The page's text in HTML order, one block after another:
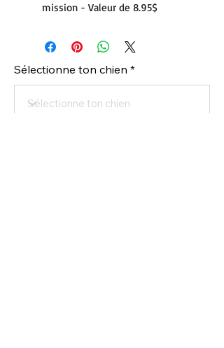
mission - Valeur de 8.95$
Sélectionne ton chien